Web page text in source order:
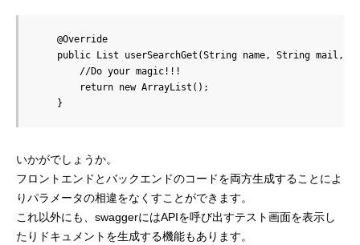
    @Override
public List userSearchGet(String name, String mail,
        //Do your magic!!!
        return new ArrayList();
    }
いかがでしょうか。
フロントエンドとバックエンドのコードを両方生成することによ
りパラメータの相違をなくすことができます。
これ以外にも、swaggerにはAPIを呼び出すテスト画面を表示し
たりドキュメントを生成する機能もあります。